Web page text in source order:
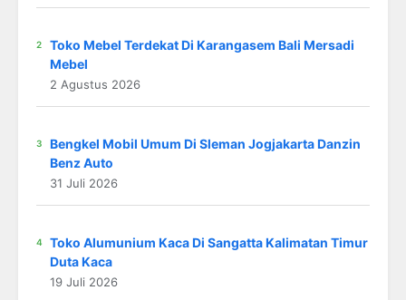
Toko Mebel Terdekat Di Karangasem Bali Mersadi
Mebel
2 Agustus 2026
Bengkel Mobil Umum Di Sleman Jogjakarta Danzin
Benz Auto
31 Juli 2026
Toko Alumunium Kaca Di Sangatta Kalimatan Timur
Duta Kaca
19 Juli 2026